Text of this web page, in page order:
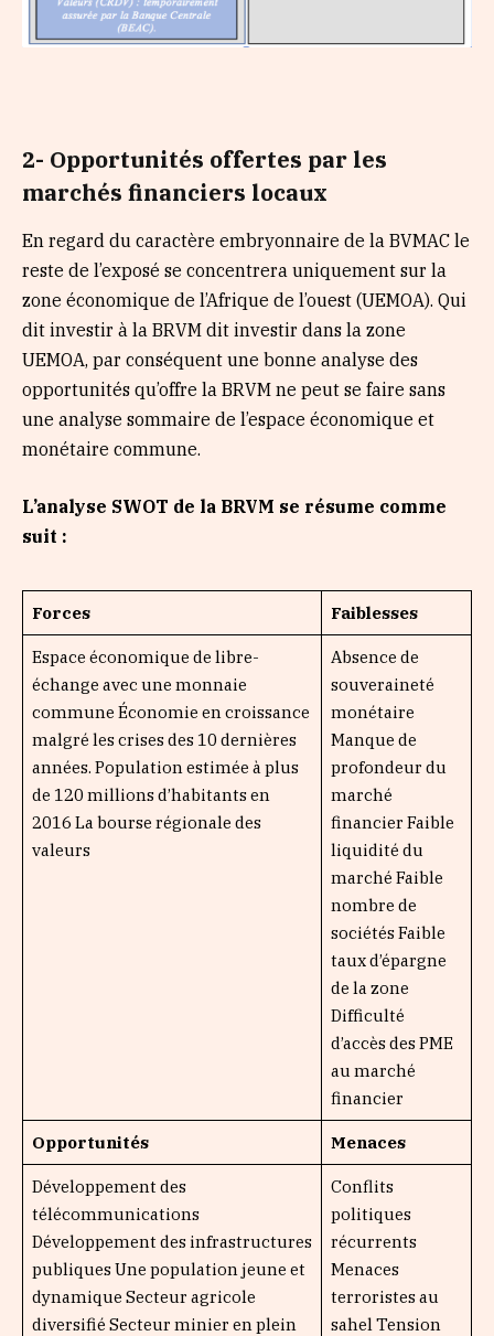
2- Opportunités offertes par les
marchés financiers locaux
En regard du caractère embryonnaire de la BVMAC le
reste de l’exposé se concentrera uniquement sur la
zone économique de l’Afrique de l’ouest (UEMOA). Qui
dit investir à la BRVM dit investir dans la zone
UEMOA, par conséquent une bonne analyse des
opportunités qu’offre la BRVM ne peut se faire sans
une analyse sommaire de l’espace économique et
monétaire commune.
L’analyse SWOT de la BRVM se résume comme
suit :
Forces Faiblesses
Espace économique de libre-
échange avec une monnaie
commune Économie en croissance
malgré les crises des 10 dernières
années. Population estimée à plus
de 120 millions d’habitants en
2016 La bourse régionale des
valeurs
Absence de
souveraineté
monétaire
Manque de
profondeur du
marché
financier Faible
liquidité du
marché Faible
nombre de
sociétés Faible
taux d’épargne
de la zone
Difficulté
d’accès des PME
au marché
financier
Opportunités Menaces
Développement des
télécommunications
Développement des infrastructures
publiques Une population jeune et
dynamique Secteur agricole
diversifié Secteur minier en plein
Conflits
politiques
récurrents
Menaces
terroristes au
sahel Tension